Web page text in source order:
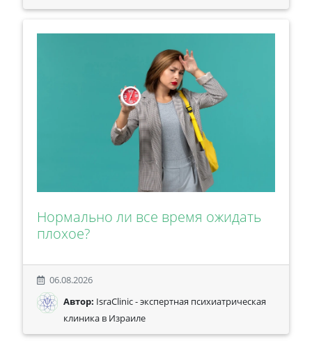
Нормально ли все время ожидать
плохое?
06.08.2026
Автор: IsraClinic - экспертная психиатрическая
клиника в Израиле